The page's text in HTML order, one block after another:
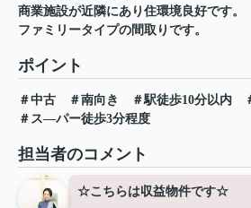
商業施設が近隣にあり住環境良好です。
ファミリータイプの間取りです。
ポイント
＃中古 ＃南向き ＃駅徒歩10分以内
＃ス―パー徒歩3分程度
担当者のコメント
☆こちらは収益物件です☆